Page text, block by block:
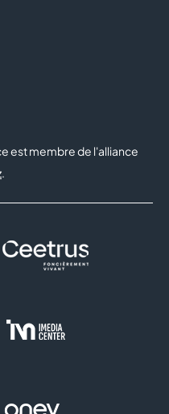
est membre de l'alliance
.